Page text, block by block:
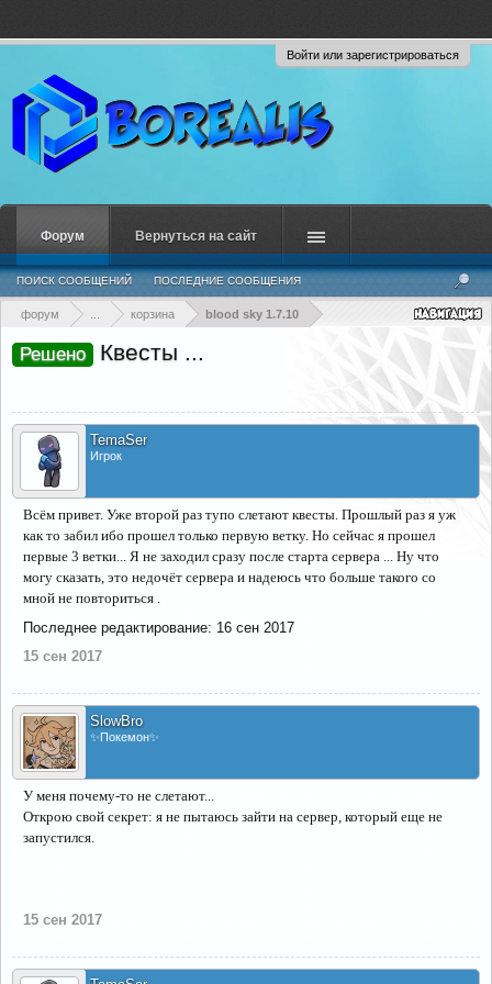
Войти или зарегистрироваться
форум корзина blood sky 1.7.10
Решено Квесты ...
TemaSer
Игрок
Всём привет. Уже второй раз тупо слетают квесты. Прошлый раз я уж
как то забил ибо прошел только первую ветку. Но сейчас я прошел
первые 3 ветки... Я не заходил сразу после старта сервера ... Ну что
могу сказать, это недочёт сервера и надеюсь что больше такого со
мной не повториться .
Последнее редактирование: 16 сен 2017
15 сен 2017
SlowBro
✨Покемон✨
У меня почему-то не слетают...
Открою свой секрет: я не пытаюсь зайти на сервер, который еще не
запустился.
15 сен 2017
Форум
ПОИСК СООБЩЕНИЙ ПОСЛЕДНИЕ СООБЩЕНИЯ
Вернуться на сайт